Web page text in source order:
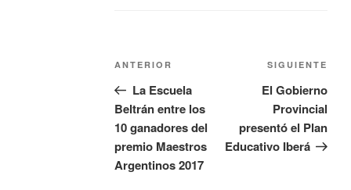
ANTERIOR
La Escuela
Beltrán entre los
10 ganadores del
premio Maestros
Argentinos 2017
SIGUIENTE
El Gobierno
Provincial
presentó el Plan
Educativo Iberá